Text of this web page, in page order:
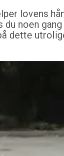
lovens
noen
dette